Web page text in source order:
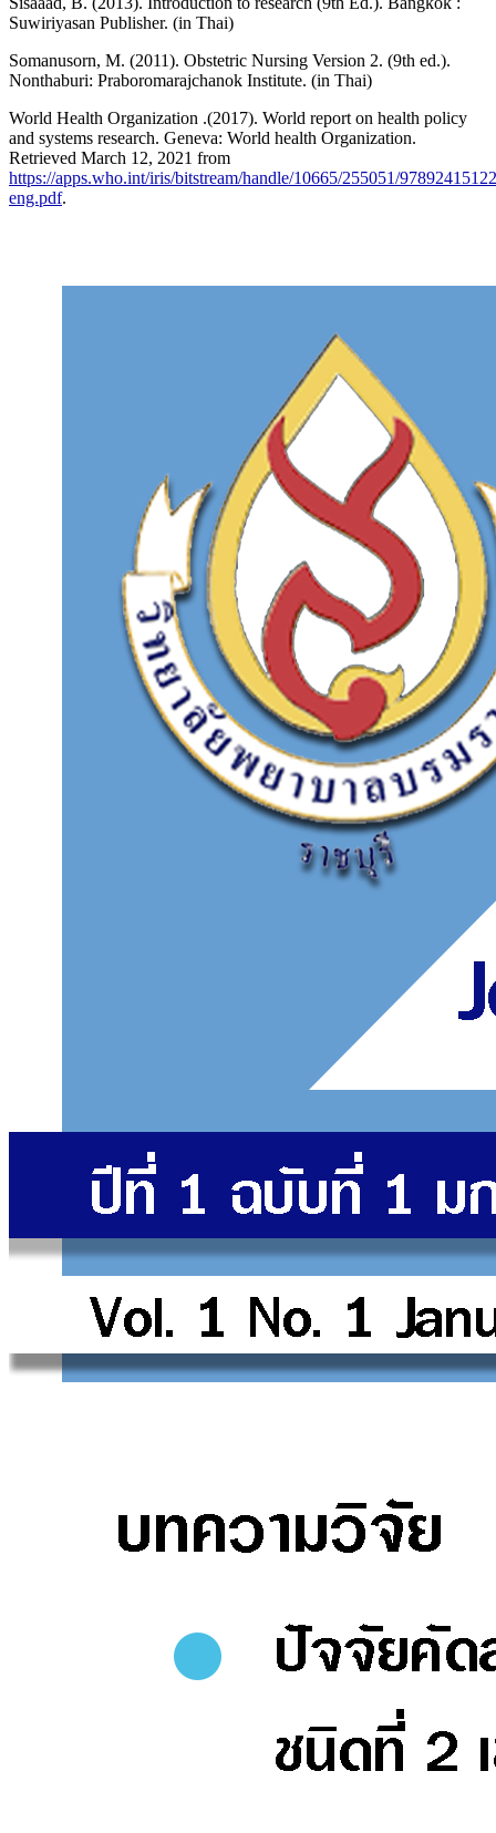
Suwiriyasan Publisher. (in Thai)
Somanusorn, M. (2011). Obstetric Nursing Version 2. (9th ed.).
Nonthaburi: Praboromarajchanok Institute. (in Thai)
World Health Organization .(2017). World report on health policy
and systems research. Geneva: World health Organization.
Retrieved March 12, 2021 from
https://apps.who.int/iris/bitstream/handle/10665/255051/
eng.pdf.